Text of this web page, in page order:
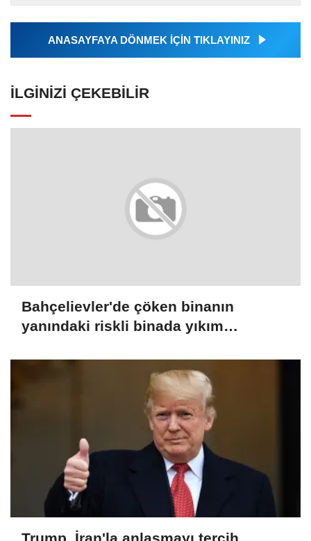
Ajansı tarafından...
ANASAYFAYA DÖNMEK İÇİN TIKLAYINIZ
İLGINIZI ÇEKEBILIR
Bahçelievler'de çöken binanın
yanındaki riskli binada yıkım